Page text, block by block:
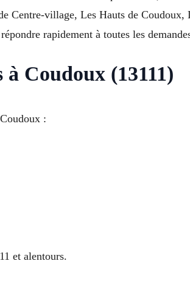
Centre-village, Les Hauts de
rapidement à toutes les
à Coudoux (13111)
:
et alentours.